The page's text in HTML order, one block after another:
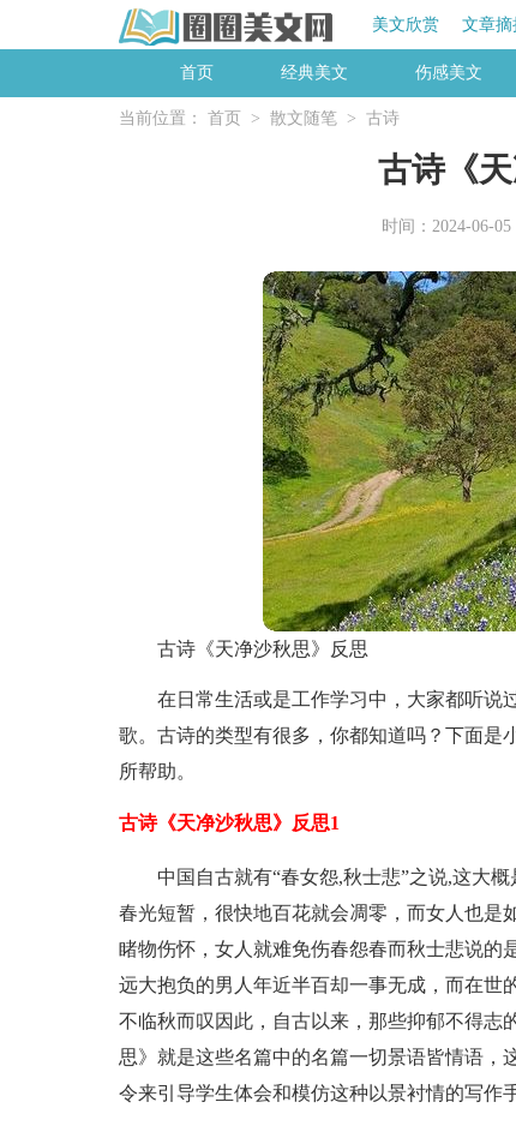
美文欣赏 文章摘
首页 经典美文 伤感美文
当前位置： 首页 > 散文随笔 > 古诗
古诗《
时间：2024-06-05
古诗《天净沙秋思》反思
在日常生活或是工作学习中，大家都听说
歌。古诗的类型有很多，你都知道吗？下面是
所帮助。
古诗《天净沙秋思》反思1
中国自古就有“春女怨,秋士悲”之说,这大
春光短暂，很快地百花就会凋零，而女人也是
睹物伤怀，女人就难免伤春怨春而秋士悲说的
远大抱负的男人年近半百却一事无成，而在世
不临秋而叹因此，自古以来，那些抑郁不得志
思》就是这些名篇中的名篇一切景语皆情语，
令来引导学生体会和模仿这种以景衬情的写作手